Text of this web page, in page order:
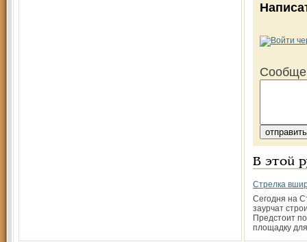
В этой
Стрелка
Сегодня на
заурчат
Предстоит
площадку